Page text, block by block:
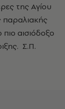
της Αγίου
παραλιακής
αισιόδοξο
Σ.Π.